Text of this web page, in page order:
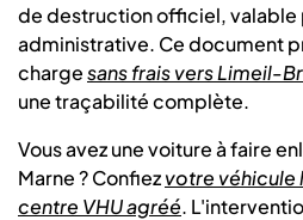
de destruction officiel, valable
administrative. Ce document
chargesans frais vers Limeil-
une traçabilité complète.
Vous avez une voiture à faire
Marne ? Confiezvotre véhicule
centre VHU agréé.